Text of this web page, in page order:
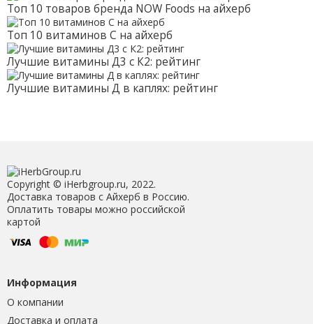
Топ 10 товаров бренда NOW Foods на айхерб
Топ 10 витаминов С на айхерб
Лучшие витамины Д3 с К2: рейтинг
Лучшие витамины Д в каплях: рейтинг
Copyright © iHerbgroup.ru, 2022.
Доставка товаров с Айхерб в Россию.
Оплатить товары можно российской
картой
Информация
О компании
Доставка и оплата